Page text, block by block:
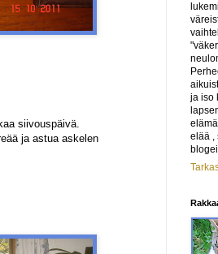
siivouspäivä.
ja astua askelen
ja iso
elää ,